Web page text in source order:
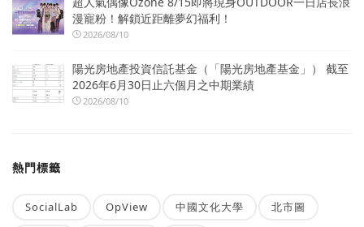
漫寵粉！解鎖近距離夢幻福利！
2026/08/10
陽光房地產投資信託基金（「陽光房地產基金」） 截至
2026年6月30日止六個月之中期業績
2026/08/10
熱門標籤
SocialLab OpView 中國文化大學 北市圖